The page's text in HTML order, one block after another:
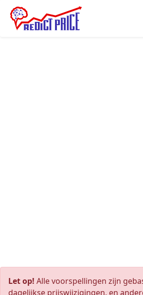
Let op! Alle voorspellingen zijn
dagelijkse prijswijzigingen, en